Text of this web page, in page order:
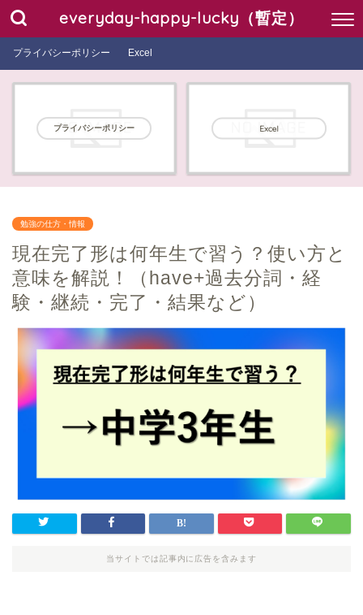
everyday-happy-lucky（暫定）
プライバシーポリシー Excel
プライバシーポリシー Excel
勉強の仕方・情報
現在完了形は何年生で習う？使い方と
意味を解説！（have+過去分詞・経
験・継続・完了・結果など）
当サイトでは記事内に広告を含みます